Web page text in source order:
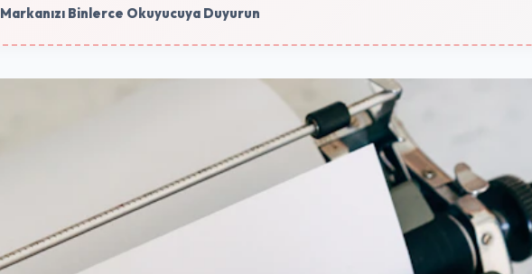
Markanızı Binlerce Okuyucuya Duyurun